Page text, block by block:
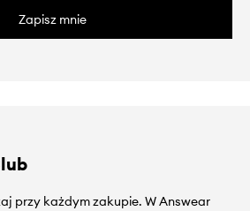
Zapisz mnie
przy każdym zakupie. W Answear